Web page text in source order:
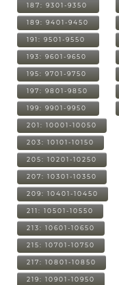
187: 9301-9350
189: 9401-9450
191: 9501-9550
193: 9601-9650
195: 9701-9750
197: 9801-9850
199: 9901-9950
201: 10001-10050
203: 10101-10150
205: 10201-10250
207: 10301-10350
209: 10401-10450
211: 10501-10550
213: 10601-10650
215: 10701-10750
217: 10801-10850
219: 10901-10950